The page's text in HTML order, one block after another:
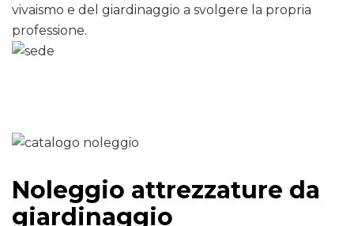
vivaismo e del giardinaggio a svolgere la propria
professione.
Noleggio attrezzature da
giardinaggio